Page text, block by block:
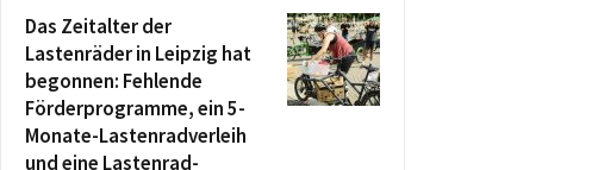
Das Zeitalter der
Lastenräder in Leipzig hat
begonnen: Fehlende
Förderprogramme, ein 5-
Monate-Lastenradverleih
und eine Lastenrad-